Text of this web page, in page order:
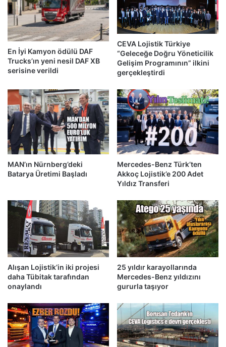
En İyi Kamyon ödülü DAF
Trucks’ın yeni nesil DAF XB
serisine verildi
CEVA Lojistik Türkiye
“Geleceğe Doğru Yöneticilik
Gelişim Programının” ilkini
gerçekleştirdi
MAN’ın Nürnberg’deki
Batarya Üretimi Başladı
Mercedes-Benz Türk’ten
Akkoç Lojistik’e 200 Adet
Yıldız Transferi
Alışan Lojistik’in iki projesi
daha Tübitak tarafından
onaylandı
25 yıldır karayollarında
Mercedes-Benz yıldızını
gururla taşıyor